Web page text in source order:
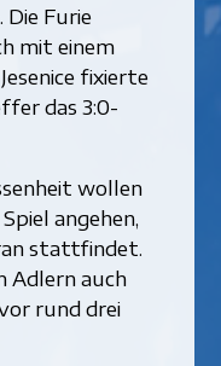
Furie
mit einem
fixierte
das 3:0-
wollen
angehen,
stattfindet.
Adlern auch
rund drei